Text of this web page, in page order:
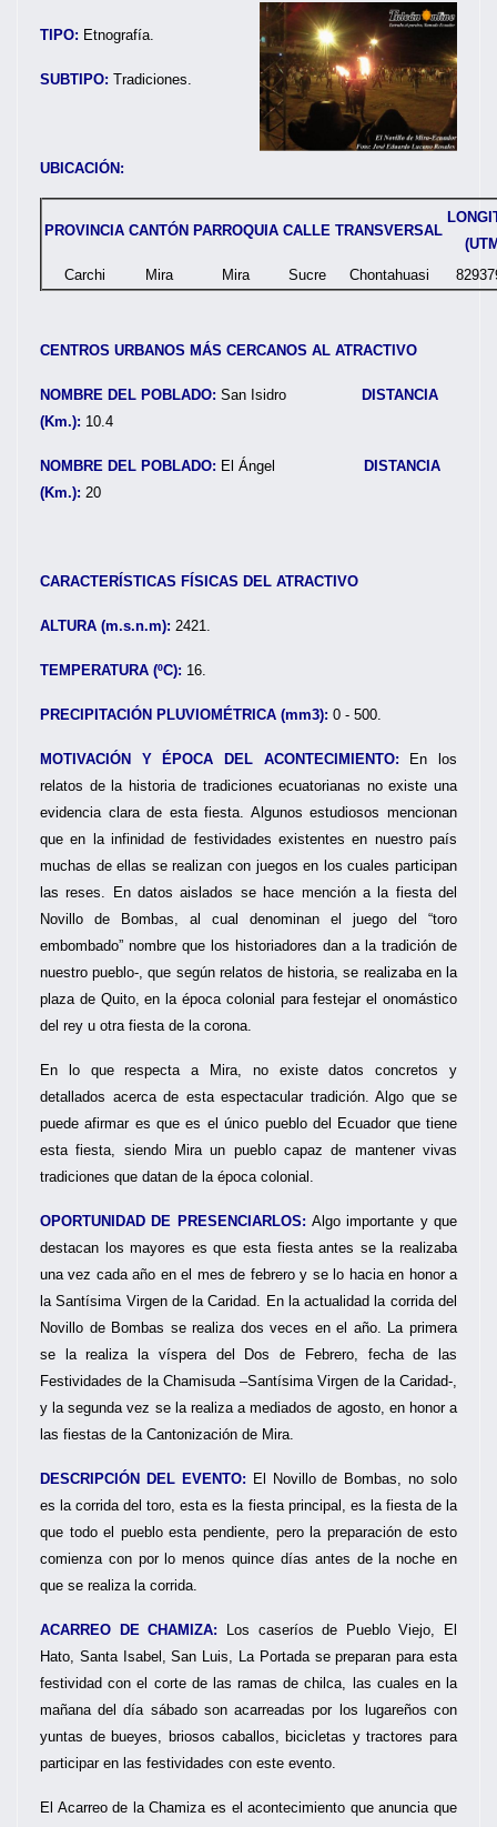
TIPO: Etnografía.
SUBTIPO: Tradiciones.
UBICACIÓN:
PROVINCIA CANTÓN PARROQUIA CALLE TRANSVERSAL
Carchi
Mira Mira Sucre Chontahuasi
CENTROS URBANOS MÁS CERCANOS AL ATRACTIVO
NOMBRE DEL POBLADO: San Isidro
DISTANCIA
(Km.): 10.4
NOMBRE DEL POBLADO: El Ángel
DISTANCIA
(Km.): 20
CARACTERÍSTICAS FÍSICAS DEL ATRACTIVO
ALTURA (m.s.n.m): 2421.
TEMPERATURA (ºC): 16.
PRECIPITACIÓN PLUVIOMÉTRICA (mm3): 0 - 500.
MOTIVACIÓN Y ÉPOCA DEL ACONTECIMIENTO: En los
relatos de la historia de tradiciones ecuatorianas no existe una
evidencia clara de esta fiesta. Algunos estudiosos mencionan
que en la infinidad de festividades existentes en nuestro país
muchas de ellas se realizan con juegos en los cuales participan
las reses. En datos aislados se hace mención a la fiesta del
Novillo de Bombas, al cual denominan el juego del “toro
embombado” nombre que los historiadores dan a la tradición de
nuestro pueblo-, que según relatos de historia, se realizaba en la
plaza de Quito, en la época colonial para festejar el onomástico
del rey u otra fiesta de la corona.
En lo que respecta a Mira, no existe datos concretos y
detallados acerca de esta espectacular tradición. Algo que se
puede afirmar es que es el único pueblo del Ecuador que tiene
esta fiesta, siendo Mira un pueblo capaz de mantener vivas
tradiciones que datan de la época colonial.
OPORTUNIDAD DE PRESENCIARLOS: Algo importante y que
destacan los mayores es que esta fiesta antes se la realizaba
una vez cada año en el mes de febrero y se lo hacia en honor a
la Santísima Virgen de la Caridad. En la actualidad la corrida del
Novillo de Bombas se realiza dos veces en el año. La primera
se la realiza la víspera del Dos de Febrero, fecha de las
Festividades de la Chamisuda –Santísima Virgen de la Caridad-,
y la segunda vez se la realiza a mediados de agosto, en honor a
las fiestas de la Cantonización de Mira.
DESCRIPCIÓN DEL EVENTO: El Novillo de Bombas, no solo
es la corrida del toro, esta es la fiesta principal, es la fiesta de la
que todo el pueblo esta pendiente, pero la preparación de esto
comienza con por lo menos quince días antes de la noche en
que se realiza la corrida.
ACARREO DE CHAMIZA: Los caseríos de Pueblo Viejo, El
Hato, Santa Isabel, San Luis, La Portada se preparan para esta
festividad con el corte de las ramas de chilca, las cuales en la
mañana del día sábado son acarreadas por los lugareños con
yuntas de bueyes, briosos caballos, bicicletas y tractores para
participar en las festividades con este evento.
El Acarreo de la Chamiza es el acontecimiento que anuncia que